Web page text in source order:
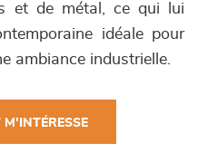
et de métal, ce qui lui
idéale pour
ambiance industrielle.
M'INTÉRESSE